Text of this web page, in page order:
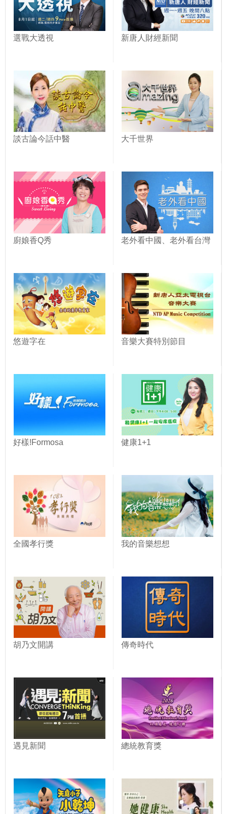
選戰大透視 新唐人財經新聞
談古論今話中醫 大千世界
廚娘香Q秀 老外看中國、老外看台灣
悠遊字在 音樂大賽特別節目
好樣!Formosa 健康1+1
全國孝行獎 我的音樂想想
胡乃文開講 傳奇時代
遇見新聞 總統教育獎